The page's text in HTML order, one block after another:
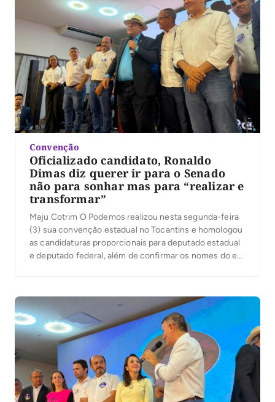
Convenção
Oficializado candidato, Ronaldo
Dimas diz querer ir para o Senado
não para sonhar mas para “realizar e
transformar”
Maju Cotrim O Podemos realizou nesta segunda-feira
(3) sua convenção estadual no Tocantins e homologou
as candidaturas proporcionais para deputado estadual
e deputado federal, além de confirmar os nomes do ex-
Senado Federal. A presidente nacional da legenda,
Renata Abreu, participa […]